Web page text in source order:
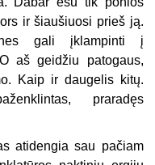
ir šiaušiuosi prieš ją.
gali įklampinti į
aš geidžiu patogaus,
Kaip ir daugelis kitų.
praradęs
atidengia sau pačiam